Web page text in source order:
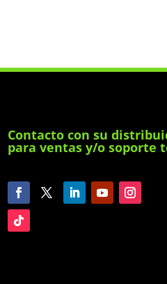
Contacto con su
para ventas y/o soporte